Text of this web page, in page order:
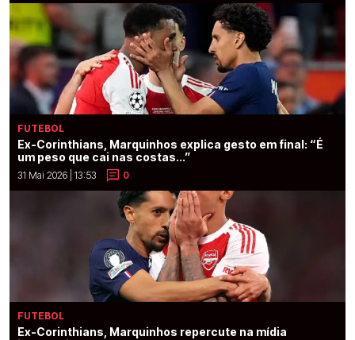
FUTEBOL
Ex-Corinthians, Marquinhos explica gesto em final: “É
um peso que cai nas costas...”
31 Mai 2026 | 13:53 0
FUTEBOL
Ex-Corinthians, Marquinhos repercute na mídia